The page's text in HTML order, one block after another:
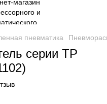
пневматика
серии TP